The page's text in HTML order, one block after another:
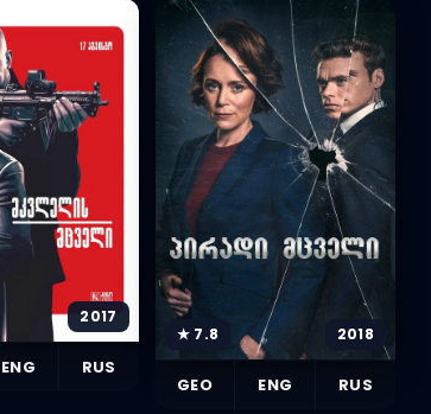
2017
ENG RUS
★ 7.8 2018
GEO ENG RUS